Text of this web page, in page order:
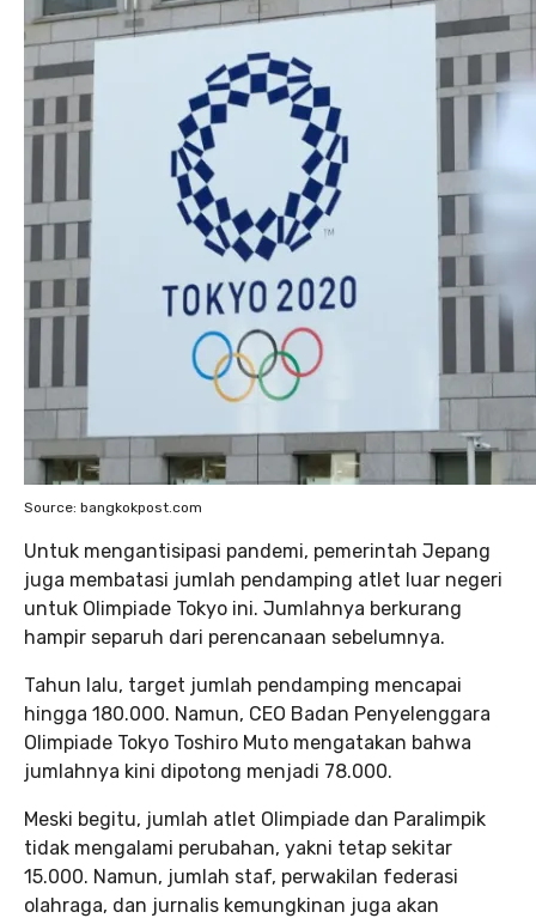
Source: bangkokpost.com
Untuk mengantisipasi pandemi, pemerintah Jepang
juga membatasi jumlah pendamping atlet luar negeri
untuk Olimpiade Tokyo ini. Jumlahnya berkurang
hampir separuh dari perencanaan sebelumnya.
Tahun lalu, target jumlah pendamping mencapai
hingga 180.000. Namun, CEO Badan Penyelenggara
Olimpiade Tokyo Toshiro Muto mengatakan bahwa
jumlahnya kini dipotong menjadi 78.000.
Meski begitu, jumlah atlet Olimpiade dan Paralimpik
tidak mengalami perubahan, yakni tetap sekitar
15.000. Namun, jumlah staf, perwakilan federasi
olahraga, dan jurnalis kemungkinan juga akan